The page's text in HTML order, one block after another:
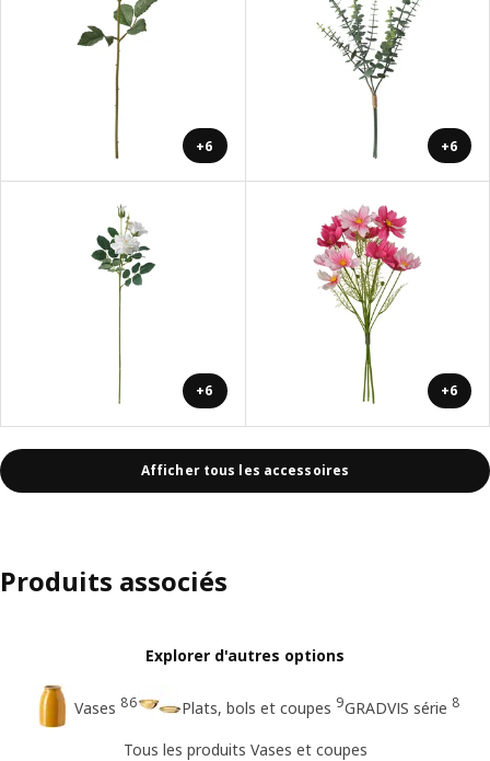
+6 +6
+6 +6
Afficher tous les accessoires
Produits associés
Explorer d'autres options
Vases 86 Plats, bols et coupes 9GRADVIS série 8
Tous les produits Vases et coupes